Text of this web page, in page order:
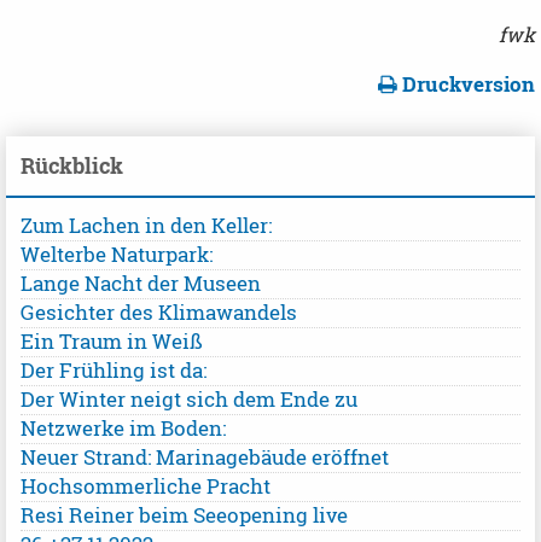
fwk
Druckversion
Rückblick
Zum Lachen in den Keller:
Welterbe Naturpark:
Lange Nacht der Museen
Gesichter des Klimawandels
Ein Traum in Weiß
Der Frühling ist da:
Der Winter neigt sich dem Ende zu
Netzwerke im Boden:
Neuer Strand: Marinagebäude eröffnet
Hochsommerliche Pracht
Resi Reiner beim Seeopening live